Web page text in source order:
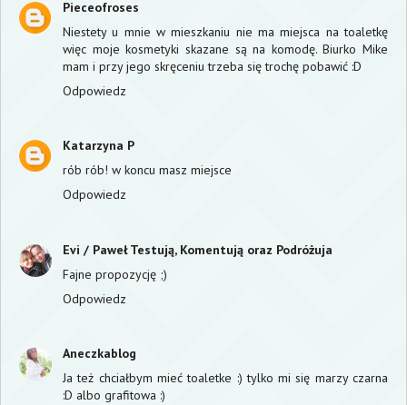
Pieceofroses
Niestety u mnie w mieszkaniu nie ma miejsca na toaletkę
więc moje kosmetyki skazane są na komodę. Biurko Mike
mam i przy jego skręceniu trzeba się trochę pobawić :D
Odpowiedz
Katarzyna P
rób rób! w koncu masz miejsce
Odpowiedz
Evi / Paweł Testują, Komentują oraz Podróżuja
Fajne propozycję ;)
Odpowiedz
Aneczkablog
Ja też chciałbym mieć toaletke :) tylko mi się marzy czarna
:D albo grafitowa :)